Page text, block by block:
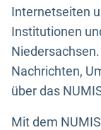
Internetseiten
Institutionen
Nachrichten,
über das
Mit dem